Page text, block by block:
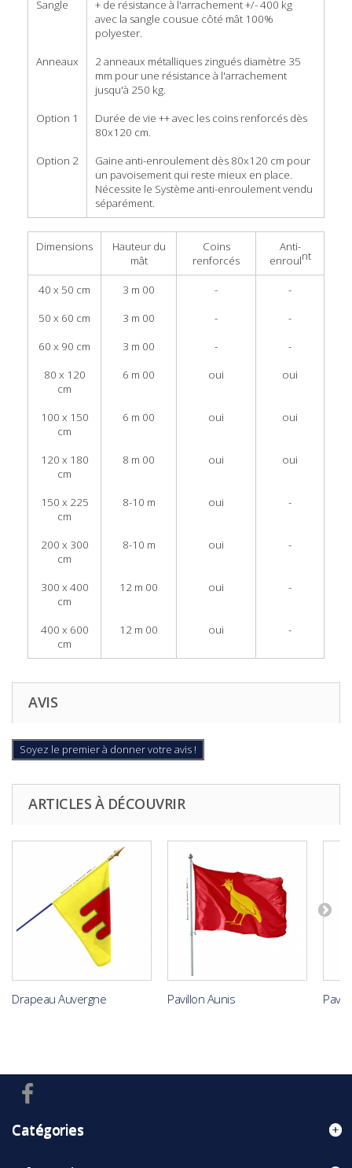
Sangle
+ de résistance à l'arrachement +/- 400 kg
avec la sangle cousue côté mât 100%
polyester.
Anneaux
2 anneaux métalliques zingués diamètre 35
mm pour une résistance à l'arrachement
jusqu'à 250 kg.
Option 1
Durée de vie ++ avec les coins renforcés dès
80x120 cm.
Option 2
Gaine anti-enroulement dès 80x120 cm pour
un pavoisement qui reste mieux en place.
Nécessite le Système anti-enroulement vendu
séparément.
Dimensions
Hauteur du
mât
Coins
renforcés
Anti-
enroulnt
40 x 50 cm 3 m 00 -
-
50 x 60 cm
3 m 00 -
-
60 x 90 cm
3 m 00 -
-
80 x 120
cm
6 m 00 oui oui
100 x 150
cm
6 m 00 oui oui
120 x 180
cm
8 m 00 oui oui
150 x 225
cm
8-10 m oui -
200 x 300
cm
8-10 m oui -
300 x 400
cm
12 m 00 oui -
400 x 600
cm
12 m 00 oui -
AVIS
Soyez le premier à donner votre avis !
ARTICLES À DÉCOUVRIR
Drapeau Auvergne Pavillon Aunis
Catégories